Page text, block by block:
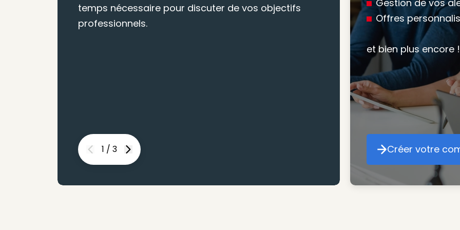
temps nécessaire pour discuter de vos objectifs
professionnels.
Nous vous
votre recherche,
mesure pour
atteindre vos
1 / 3
Next
Gestion de vos
Offres
et bien plus encore
Créer votre